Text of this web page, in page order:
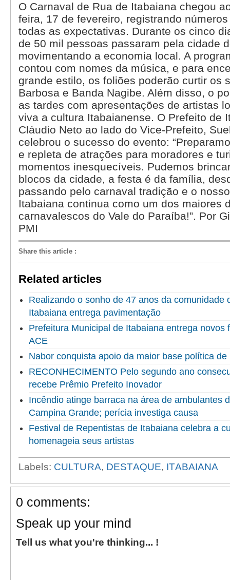
O Carnaval de Rua de Itabaiana chegou
feira, 17 de fevereiro, registrando
todas as expectativas. Durante os cinco
de 50 mil pessoas passaram pela cidade
movimentando a economia local. A
contou com nomes da música, e para
grande estilo, os foliões poderão curtir os
Barbosa e Banda Nagibe. Além disso, o
as tardes com apresentações de artistas
viva a cultura Itabaianense. O Prefeito de
Cláudio Neto ao lado do Vice-Prefeito,
celebrou o sucesso do evento:
e repleta de atrações para moradores e
momentos inesquecíveis. Pudemos
blocos da cidade, a festa é da família,
passando pelo carnaval tradição e o
Itabaiana continua como um dos maiores
carnavalescos do Vale do Paraíba!”. Por
PMI
Share this article :
Related articles
Realizando o sonho de 47 anos da comunidade
Itabaiana entrega pavimentação
Prefeitura Municipal de Itabaiana entrega novos
ACE
Nabor conquista apoio da maior base política de
RECONHECIMENTO Pelo segundo ano
recebe Prêmio Prefeito Inovador
Incêndio atinge barraca na área de ambulantes
Campina Grande; perícia investiga causa
Festival de Repentistas de Itabaiana celebra a
homenageia seus artistas
Labels: CULTURA, DESTAQUE, ITABAIANA
0 comments:
Speak up your mind
Tell us what you're thinking... !